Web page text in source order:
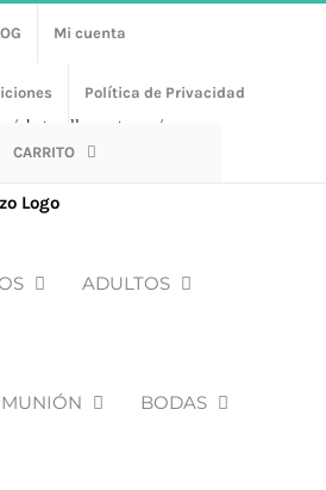
photocalls_y_atrezzo/
Mi cuenta
Política de Privacidad
CARRITO
ADULTOS
BODAS